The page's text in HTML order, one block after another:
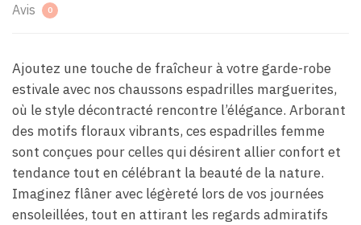
Avis 0
Ajoutez une touche de fraîcheur à votre garde-robe
estivale avec nos chaussons espadrilles marguerites,
où le style décontracté rencontre l’élégance. Arborant
des motifs floraux vibrants, ces espadrilles femme
sont conçues pour celles qui désirent allier confort et
tendance tout en célébrant la beauté de la nature.
Imaginez flâner avec légèreté lors de vos journées
ensoleillées, tout en attirant les regards admiratifs